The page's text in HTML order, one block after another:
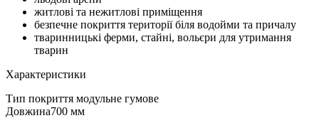
житлові та нежитлові приміщення
безпечне покриття території біля водойми та причалу
тваринницькі ферми, стайні, вольєри для утримання
тварин
Характеристики
Тип покриття модульне гумове
Довжина700 мм